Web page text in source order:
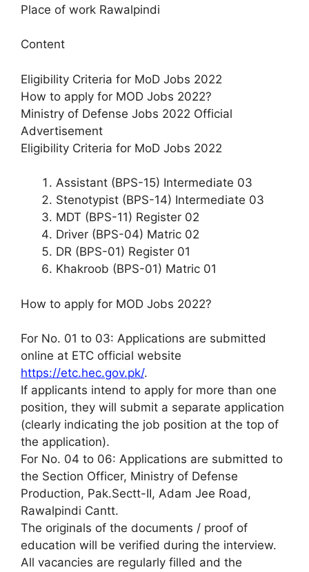
Place of work Rawalpindi
Content
Eligibility Criteria for MoD Jobs 2022
How to apply for MOD Jobs 2022?
Ministry of Defense Jobs 2022 Official
Advertisement
Eligibility Criteria for MoD Jobs 2022
Assistant (BPS-15) Intermediate 03
Stenotypist (BPS-14) Intermediate 03
MDT (BPS-11) Register 02
Driver (BPS-04) Matric 02
DR (BPS-01) Register 01
Khakroob (BPS-01) Matric 01
How to apply for MOD Jobs 2022?
For No. 01 to 03: Applications are submitted
online at ETC official website
https://etc.hec.gov.pk/.
If applicants intend to apply for more than one
position, they will submit a separate application
(clearly indicating the job position at the top of
the application).
For No. 04 to 06: Applications are submitted to
the Section Officer, Ministry of Defense
Production, Pak.Sectt-II, Adam Jee Road,
Rawalpindi Cantt.
The originals of the documents / proof of
education will be verified during the interview.
All vacancies are regularly filled and the